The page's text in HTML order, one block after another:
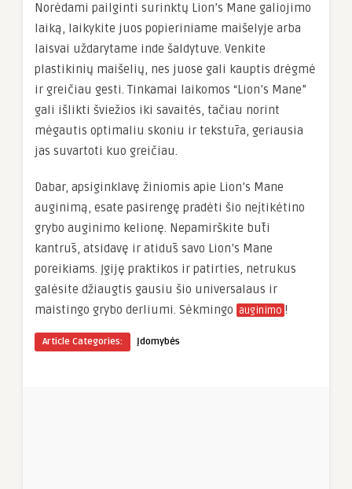
Norėdami pailginti surinktų Lion’s Mane galiojimo
laiką, laikykite juos popieriniame maišelyje arba
laisvai uždarytame inde šaldytuve. Venkite
plastikinių maišelių, nes juose gali kauptis drėgmė
ir greičiau gesti. Tinkamai laikomos “Lion’s Mane”
gali išlikti šviežios iki savaitės, tačiau norint
mėgautis optimaliu skoniu ir tekstūra, geriausia
jas suvartoti kuo greičiau.
Dabar, apsiginklavę žiniomis apie Lion’s Mane
auginimą, esate pasirengę pradėti šio neįtikėtino
grybo auginimo kelionę. Nepamirškite būti
kantrūs, atsidavę ir atidūs savo Lion’s Mane
poreikiams. Įgiję praktikos ir patirties, netrukus
galėsite džiaugtis gausiu šio universalaus ir
maistingo grybo derliumi. Sėkmingo auginimo !
Article Categories: Įdomybės